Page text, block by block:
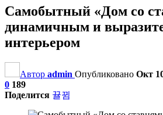
Самобытный «Дом со
динамичным и
интерьером
Автор admin Опубликовано Окт
0 189
Поделится